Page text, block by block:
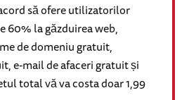
să ofere utilizatorilor
60% la găzduirea web,
de domeniu gratuit,
e-mail de afaceri gratuit și
total vă va costa doar 1,99